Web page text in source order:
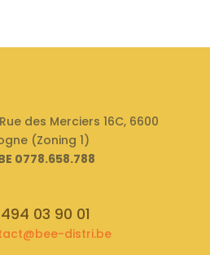
des Merciers 16C, 6600
(Zoning 1)
0778.658.788
03 90 01
distri.be